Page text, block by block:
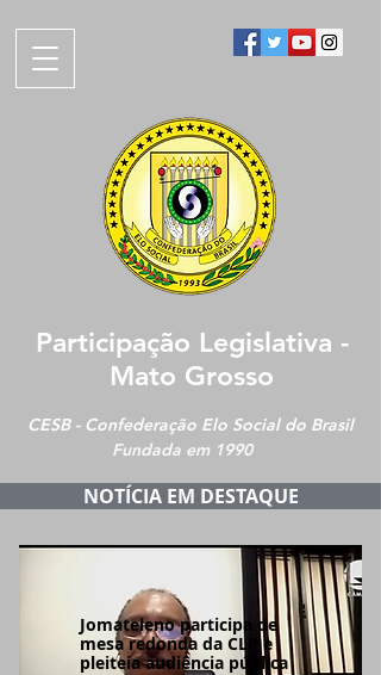
Participação Legislativa -
Mato Grosso
CESB - Confederação Elo Social do Brasil
Fundada em 1990
NOTÍCIA EM DESTAQUE
Jomateleno participa de
mesa redonda da CLP e
pleiteia audiência pública